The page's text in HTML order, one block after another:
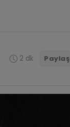
2 dk Paylaş